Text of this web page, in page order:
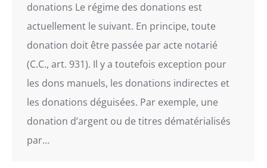
donations Le régime des donations est
actuellement le suivant. En principe, toute
donation doit être passée par acte notarié
(C.C., art. 931). Il y a toutefois exception pour
les dons manuels, les donations indirectes et
les donations déguisées. Par exemple, une
donation d’argent ou de titres dématérialisés
par…